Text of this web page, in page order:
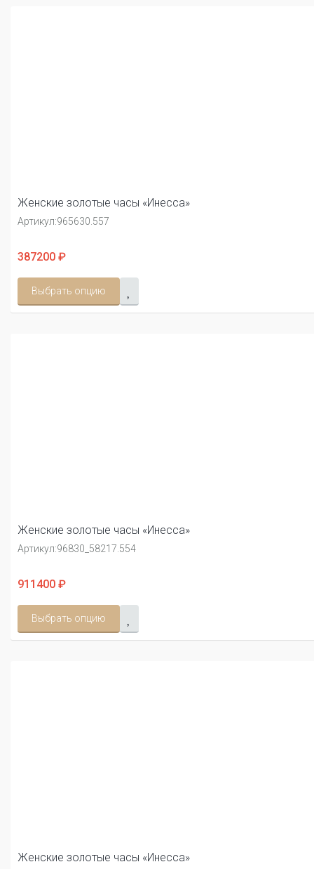
Женские золотые часы «Инесса»
Артикул:965630.557
387200 ₽
Выбрать опцию
Женские золотые часы «Инесса»
Артикул:96830_58217.554
911400 ₽
Выбрать опцию
Женские золотые часы «Инесса»